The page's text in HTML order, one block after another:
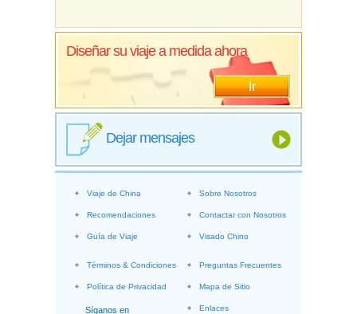
Diseñar su viaje a medida ahora
Ir
Dejar mensajes
Síganos en
Viaje de China
Recomendaciones
Guía de Viaje
Sobre Nosotros
Contactar con Nosotros
Visado Chino
Términos & Condiciones
Política de Privacidad
Preguntas Frecuentes
Mapa de Sitio
Enlaces